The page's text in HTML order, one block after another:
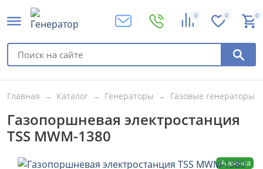
0 0 0
Главная Каталог Генераторы Газовые генераторы
Газопоршневая электростанция
TSS MWM-1380
Новинка